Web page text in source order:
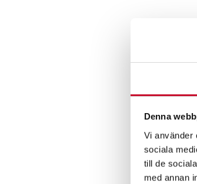
Denna
Vi använder
sociala
till de
med annan